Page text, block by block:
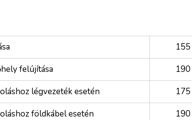
felújítása
légvezeték esetén
földkábel esetén